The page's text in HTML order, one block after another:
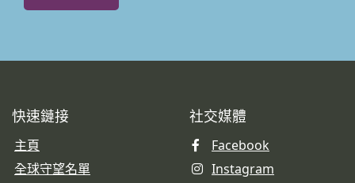
快速鏈接
主頁
全球守望名單
社交媒體
Facebook
Instagram